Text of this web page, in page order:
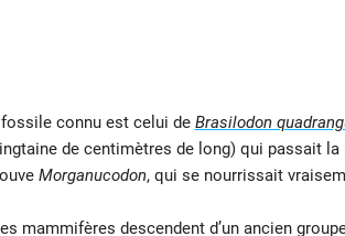
connu est celui de Brasilodon
de centimètres de long) qui passait
Morganucodon, qui se nourrissait
mammifères descendent d’un ancien